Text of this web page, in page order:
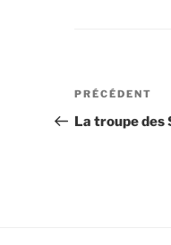
Navigation
de
Article
précédent
PRÉCÉDENT
La troupe des